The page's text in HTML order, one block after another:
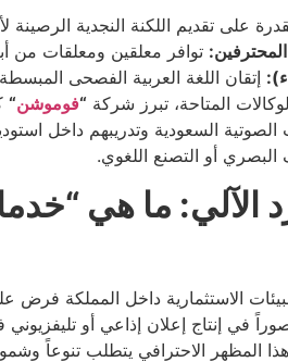
على تقديم اللكنة النجدية الرصينة
توافر معلقين ومعلقات من
إتقان اللغة العربية الفصحى
المتاحة، تبرز شركة “فوموشن“
السعودية وتدريبهم داخل
البصري أو التصنع اللغوي.
الآلي: ما هي
الاستثمارية داخل المملكة
في إنتاج إعلان إذاعي أو
هذا المظهر الاحترافي يتطلب تنوعاً